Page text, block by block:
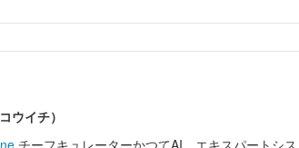
イチ）
チーフキュレーターかつてAI、エキスパートシス